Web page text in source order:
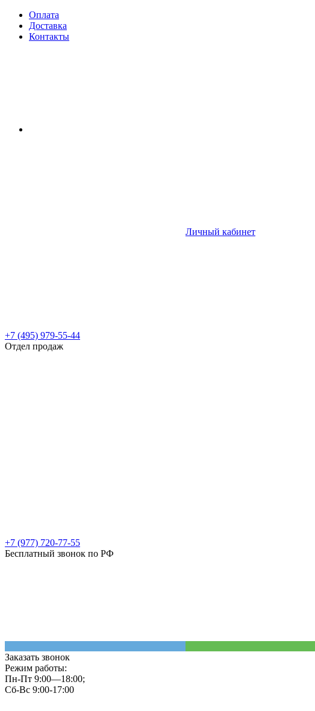
Оплата
Доставка
Контакты
Личный кабинет
+7 (495) 979-55-44
Отдел продаж
+7 (977) 720-77-55
Бесплатный звонок по РФ
Заказать звонок
Режим работы:
Пн-Пт 9:00—18:00;
Сб-Вс 9:00-17:00